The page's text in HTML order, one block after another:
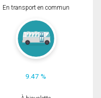
En transport en commun
9.47 %